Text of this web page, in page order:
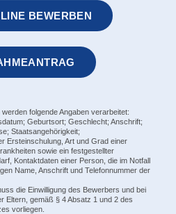
BEWERBEN
folgende Angaben verarbeitet:
Geburtsort; Geschlecht; Anschrift;
Staatsangehörigkeit;
Ersteinschulung, Art und Grad einer
sowie ein festgestellter
Kontaktdaten einer Person, die im Notfall
Name, Anschrift und Telefonnummer der
die Einwilligung des Bewerbers und bei
Eltern, gemäß § 4 Absatz 1 und 2 des
vorliegen.